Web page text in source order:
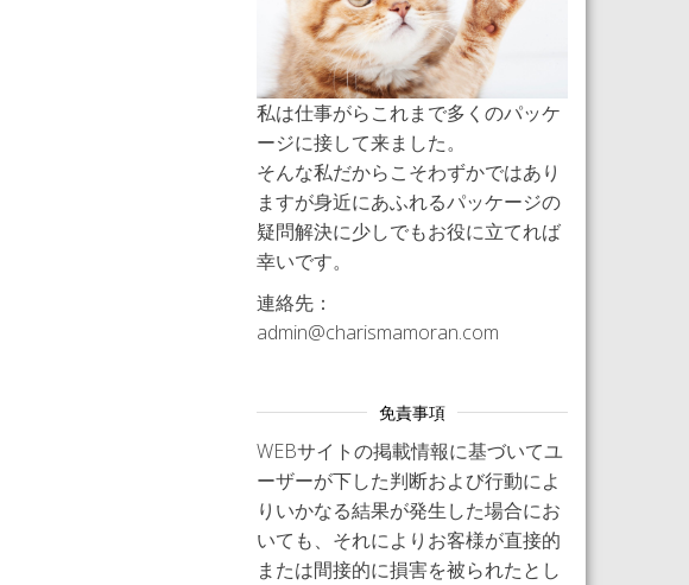
私は仕事がらこれまで多くのパッケ
ージに接して来ました。
そんな私だからこそわずかではあり
ますが身近にあふれるパッケージの
疑問解決に少しでもお役に立てれば
幸いです。
連絡先：
admin@charismamoran.com
免責事項
WEBサイトの掲載情報に基づいてユ
ーザーが下した判断および行動によ
りいかなる結果が発生した場合にお
いても、それによりお客様が直接的
または間接的に損害を被られたとし